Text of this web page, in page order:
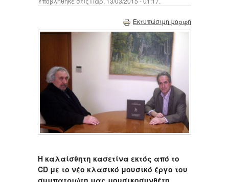
Εκτυπώσιμη μορφή
Η καλαίσθητη κασετίνα εκτός από το
CD με το νέο κλασικό μουσικό έργο του
συμπατριώτη μας μουσικοσυνθέτη